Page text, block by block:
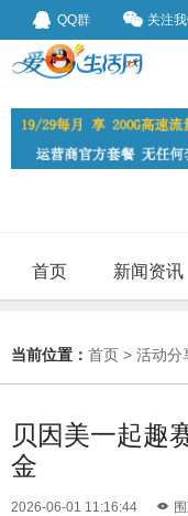
QQ群 关注
首页 新闻资讯
当前位置： 首页 > 活动分
贝因美一起趣
金
2026-06-01 11:16:44